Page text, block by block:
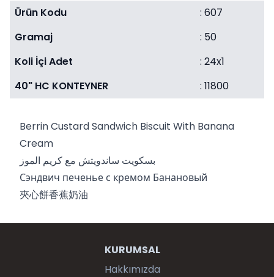
Ürün Kodu
: 607
Gramaj
: 50
Koli İçi Adet
: 24x1
40" HC KONTEYNER
: 11800
Berrin Custard Sandwich Biscuit With Banana
Cream
بسكويت ساندويتش مع كريم الموز
Сэндвич печенье с кремом Банановый
夾心餅香蕉奶油
KURUMSAL
Hakkımızda